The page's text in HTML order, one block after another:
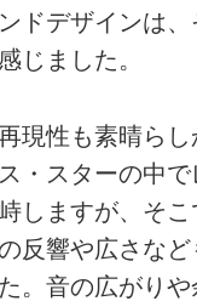
ドデザインは、
じました。
現性も素晴らし
・スターの中で
しますが、そ
反響や広さな
。音の広がり